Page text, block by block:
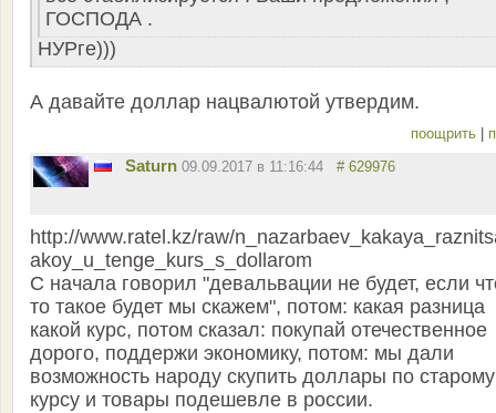
ГОСПОДА .
НУРге)))
А давайте доллар нацвалютой утвердим.
поощрить
Saturn 09.09.2017 в 11:16:44 # 629976
http://www.ratel.kz/raw/
akoy_u_tenge_kurs_s_dollarom
С начала говорил "девальвации не будет, если
то такое будет мы скажем", потом: какая разница
какой курс, потом сказал: покупай отечественное
дорого, поддержи экономику, потом: мы дали
возможность народу скупить доллары по старому
курсу и товары подешевле в россии.